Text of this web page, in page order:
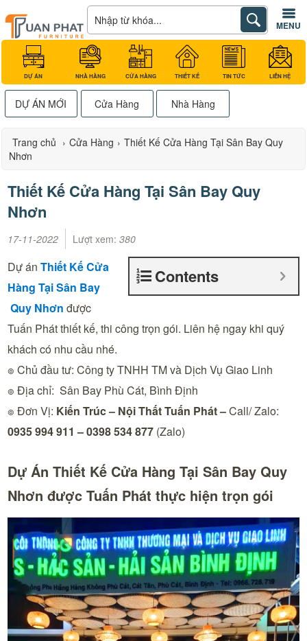
DỰ ÁN NHÀ HÀNG CỬA HÀNG THIẾT KẾ TIN TỨC LIÊN HỆ
MENU
DỰ ÁN MỚI Cửa Hàng Nhà Hàng
Trang chủ › Cửa Hàng › Thiết Kế Cửa Hàng Tại Sân Bay Quy
Nhơn
Thiết Kế Cửa Hàng Tại Sân Bay Quy
Nhơn
17-11-2022 Lượt xem:380
Contents
Dự ánThiết Kế Cửa
Hàng Tại Sân Bay
Quy Nhơn được
Tuấn Phát thiết kế, thi công trọn gói. Liên hệ ngay khi quý
khách có nhu cầu nhé.
๏ Chủ đầu tư: Công ty TNHH TM và Dịch Vụ Giao Linh
๏ Địa chỉ: Sân Bay Phù Cát, Bình Định
๏ Đơn Vị: Kiến Trúc – Nội Thất Tuấn Phát–Call/ Zalo:
0935 994 911 – 0398 534 877 (Zalo)
Dự Án Thiết Kế Cửa Hàng Tại Sân Bay Quy
Nhơn được Tuấn Phát thực hiện trọn gói